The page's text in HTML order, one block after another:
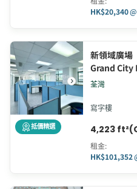
HK$20,340@
抵價精選
新領域廣場
Grand City
荃灣
寫字樓
4,223
租金:
HK$101,352